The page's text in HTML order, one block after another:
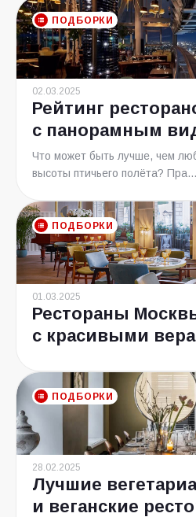
ПОДБОРКИ
02.03.2025
Рейтинг
с панорамным
Что может быть лучше, чем
высоты птичьего полёта? Пра...
ПОДБОРКИ
01.03.2025
Рестораны
с красивыми
ПОДБОРКИ
28.02.2025
Лучшие
и веганские